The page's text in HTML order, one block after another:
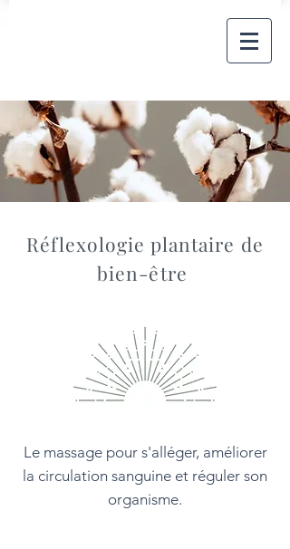
Réflexologie plantaire de
bien-être
Le massage pour s'alléger, améliorer
la circulation sanguine et réguler son
organisme​.